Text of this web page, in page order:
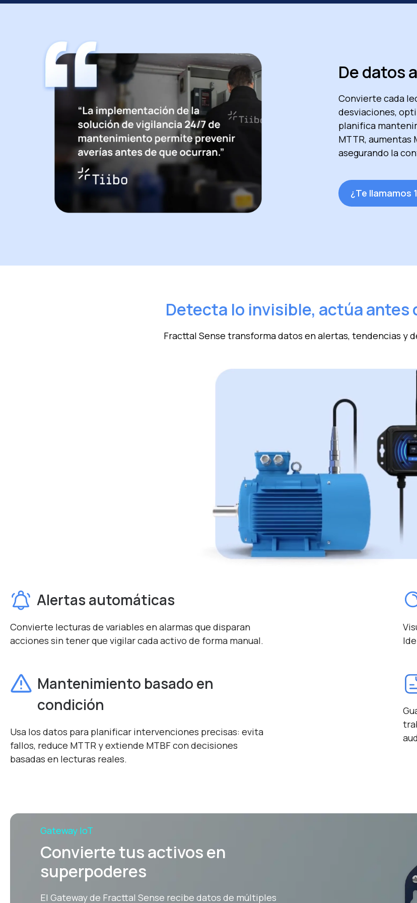
De datos
Convierte cada
desviaciones,
planifica
MTTR, aumentas
asegurando la
¿Te llamamos
Detecta lo invisible, actúa antes
Fracttal Sense transforma datos en alertas, tendencias y
Alertas automáticas
Convierte lecturas de variables en alarmas que disparan
acciones sin tener que vigilar cada activo de forma manual.
Mantenimiento basado en
condición
Usa los datos para planificar intervenciones precisas: evita
fallos, reduce MTTR y extiende MTBF con decisiones
basadas en lecturas reales.
Gateway IoT
Convierte tus activos en
superpoderes
El Gateway de Fracttal Sense recibe datos de múltiples